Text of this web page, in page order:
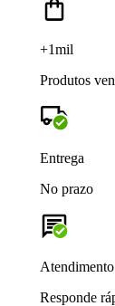
+1mil
Produtos
Entrega
No prazo
Atendimento
Responde